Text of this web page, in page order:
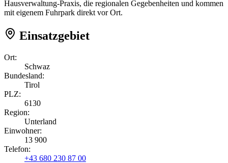
Hausverwaltung-Praxis, die regionalen Gegebenheiten und kommen
mit eigenem Fuhrpark direkt vor Ort.
Einsatzgebiet
Ort:
Schwaz
Bundesland:
Tirol
PLZ:
6130
Region:
Unterland
Einwohner:
13 900
Telefon:
+43 680 230 87 00